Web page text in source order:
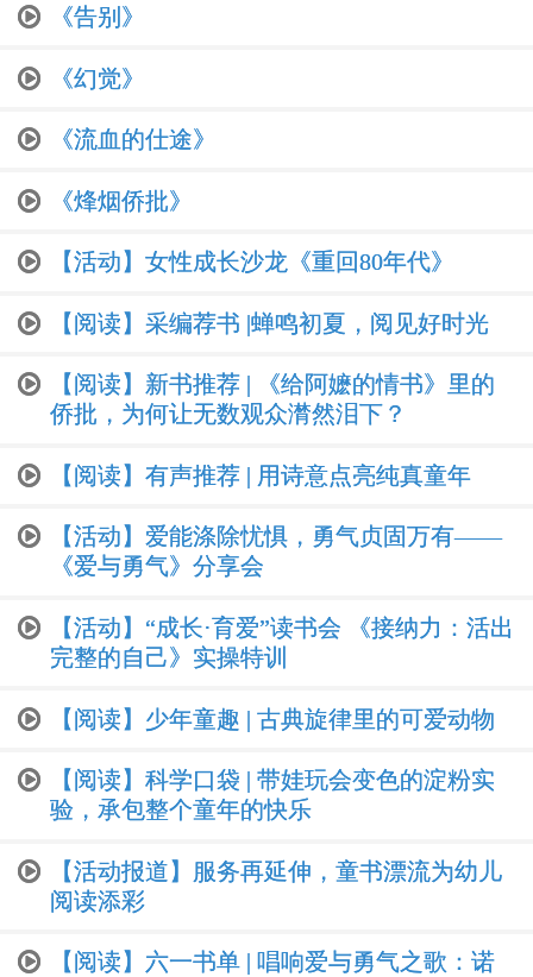
《告别》
《幻觉》
《流血的仕途》
《烽烟侨批》
【活动】女性成长沙龙《重回80年代》
【阅读】采编荐书 |蝉鸣初夏，阅见好时光
【阅读】新书推荐 | 《给阿嬷的情书》里的
侨批，为何让无数观众潸然泪下？
【阅读】有声推荐 | 用诗意点亮纯真童年
【活动】爱能涤除忧惧，勇气贞固万有——
《爱与勇气》分享会
【活动】“成长·育爱”读书会 《接纳力：活出
完整的自己》实操特训
【阅读】少年童趣 | 古典旋律里的可爱动物
【阅读】科学口袋 | 带娃玩会变色的淀粉实
验，承包整个童年的快乐
【活动报道】服务再延伸，童书漂流为幼儿
阅读添彩
【阅读】六一书单 | 唱响爱与勇气之歌：诺